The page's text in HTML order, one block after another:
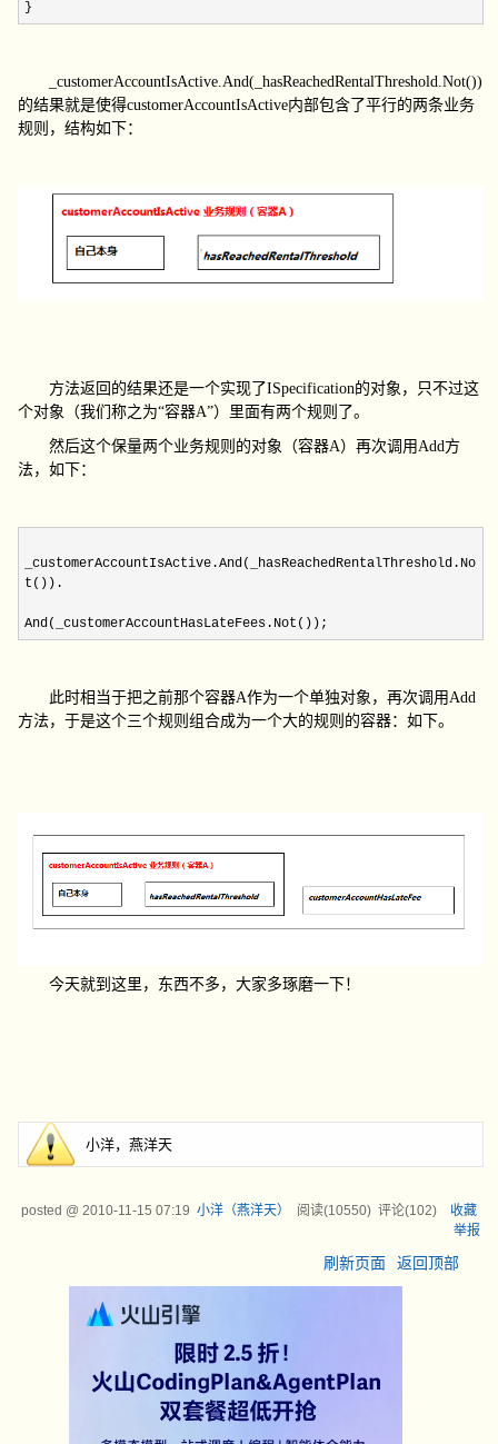
}
_customerAccountIsActive.And(_hasReachedRentalThreshold.Not())
的结果就是使得customerAccountIsActive内部包含了平行的两条业务
规则，结构如下：
方法返回的结果还是一个实现了ISpecification的对象，只不过这
个对象（我们称之为“容器A”）里面有两个规则了。
然后这个保量两个业务规则的对象（容器A）再次调用 Add 方
法，如下：
_customerAccountIsActive.And(_hasReachedRentalThreshold.No
t()).
And(_customerAccountHasLateFees.Not());
此时相当于把之前那个容器A作为一个单独对象，再次调用 Add
方法，于是这个三个规则组合成为一个大的规则的容器：如下。
今天就到这里，东西不多，大家多琢磨一下！
小洋，燕洋天
posted @ 2010-11-15 07:19 小洋（燕洋天） 阅读(10550) 评论(102) 收藏
举报
刷新页面 返回顶部